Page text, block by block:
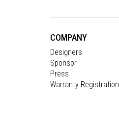
COMPANY
Designers
Sponsor
Press
Warranty Registration